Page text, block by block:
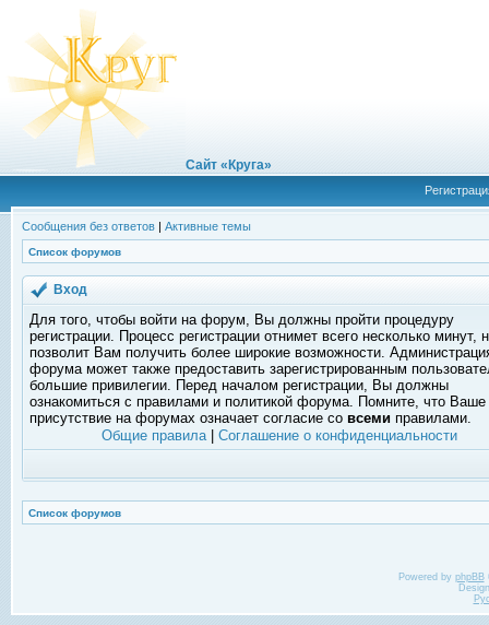
Сайт «Круга»
Сообщения без ответов | Активные темы
Список форумов
Вход
Для того, чтобы войти на форум, Вы должны пройти процедуру
регистрации. Процесс регистрации отнимет всего несколько минут,
позволит Вам получить более широкие возможности.
форума может также предоставить зарегистрированным
большие привилегии. Перед началом регистрации, Вы должны
ознакомиться с правилами и политикой форума. Помните, что Ваше
присутствие на форумах означает согласие со всеми правилами.
Общие правила| Соглашение о конфиденциальности
Список форумов
Powered by phpBB